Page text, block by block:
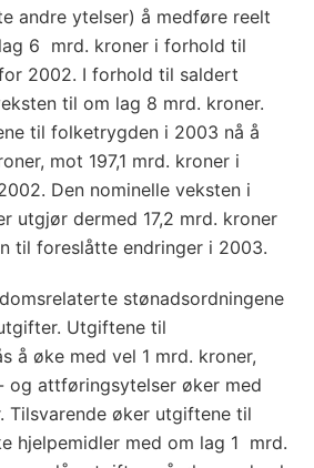
andre ytelser) å medføre reelt
6 mrd. kroner i forhold til
2002. I forhold til saldert
til om lag 8 mrd. kroner.
til folketrygden i 2003 nå å
mot 197,1 mrd. kroner i
Den nominelle veksten i
utgjør dermed 17,2 mrd. kroner
til foreslåtte endringer i 2003.
stønadsordningene
Utgiftene til
å øke med vel 1 mrd. kroner,
og attføringsytelser øker med
Tilsvarende øker utgiftene til
hjelpemidler med om lag 1 mrd.